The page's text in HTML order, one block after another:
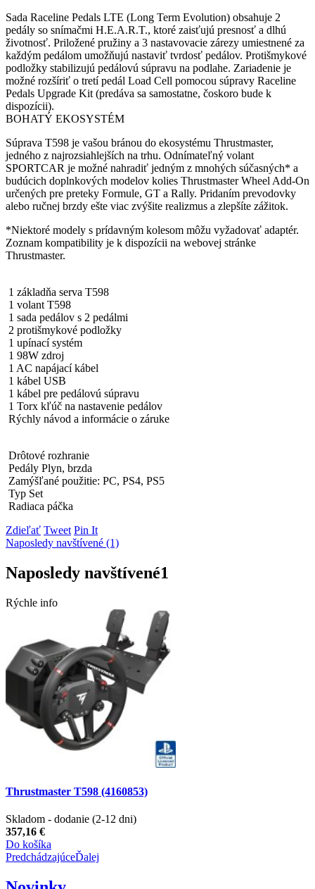
Sada Raceline Pedals LTE (Long Term Evolution) obsahuje 2
pedály so snímačmi H.E.A.R.T., ktoré zaisťujú presnosť a dlhú
životnosť. Priložené pružiny a 3 nastavovacie zárezy umiestnené za
každým pedálom umožňujú nastaviť tvrdosť pedálov. Protišmykové
podložky stabilizujú pedálovú súpravu na podlahe. Zariadenie je
možné rozšíriť o tretí pedál Load Cell pomocou súpravy Raceline
Pedals Upgrade Kit (predáva sa samostatne, čoskoro bude k
dispozícii).
BOHATÝ EKOSYSTÉM
Súprava T598 je vašou bránou do ekosystému Thrustmaster,
jedného z najrozsiahlejších na trhu. Odnímateľný volant
SPORTCAR je možné nahradiť jedným z mnohých súčasných* a
budúcich doplnkových modelov kolies Thrustmaster Wheel Add-On
určených pre preteky Formule, GT a Rally. Pridaním prevodovky
alebo ručnej brzdy ešte viac zvýšite realizmus a zlepšíte zážitok.
*Niektoré modely s prídavným kolesom môžu vyžadovať adaptér.
Zoznam kompatibility je k dispozícii na webovej stránke
Thrustmaster.
1 základňa serva T598
1 volant T598
1 sada pedálov s 2 pedálmi
2 protišmykové podložky
1 upínací systém
1 98W zdroj
1 AC napájací kábel
1 kábel USB
1 kábel pre pedálovú súpravu
1 Torx kľúč na nastavenie pedálov
Rýchly návod a informácie o záruke
Drôtové rozhranie
Pedály Plyn, brzda
Zamýšľané použitie: PC, PS4, PS5
Typ Set
Radiaca páčka
Zdieľať Tweet Pin It
Naposledy navštívené (1)
Naposledy navštívené1
Rýchle info
Thrustmaster T598 (4160853)
Skladom - dodanie (2-12 dni)
357,16 €
Do košíka
PredchádzajúceĎalej